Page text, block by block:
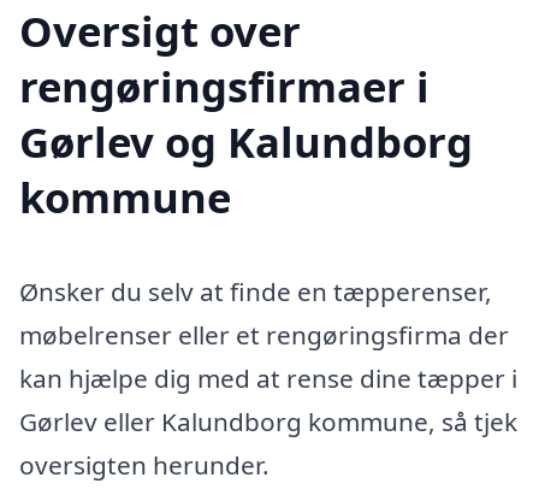
Oversigt over
rengøringsfirmaer i
Gørlev og Kalundborg
kommune
Ønsker du selv at finde en tæpperenser,
møbelrenser eller et rengøringsfirma der
kan hjælpe dig med at rense dine tæpper i
Gørlev eller Kalundborg kommune, så tjek
oversigten herunder.